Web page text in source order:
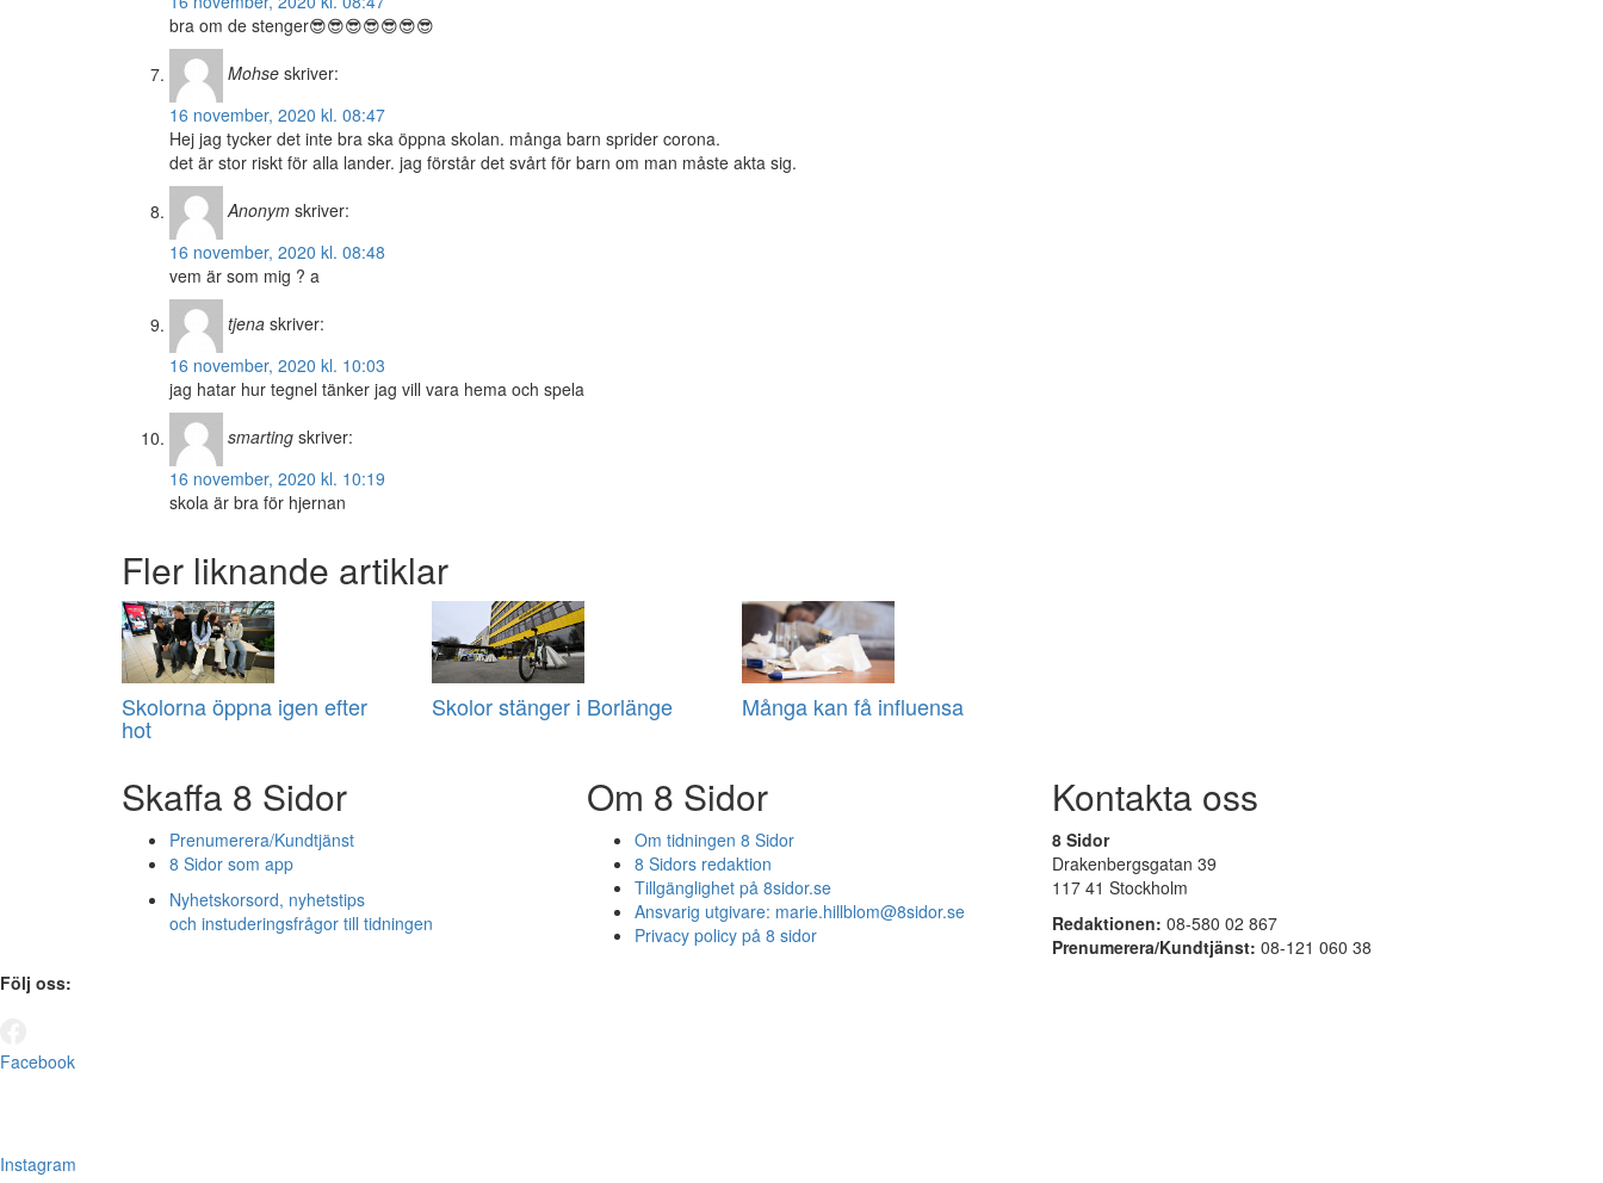
bra om de stenger😎😎😎😎😎😎😎
Mohse skriver:
16 november, 2020 kl. 08:47
Hej jag tycker det inte bra ska öppna skolan. många barn sprider corona.
det är stor riskt för alla lander. jag förstår det svårt för barn om man måste akta sig.
Anonym skriver:
16 november, 2020 kl. 08:48
vem är som mig ? a
tjena skriver:
16 november, 2020 kl. 10:03
jag hatar hur tegnel tänker jag vill vara hema och spela
smarting skriver:
16 november, 2020 kl. 10:19
skola är bra för hjernan
Fler liknande artiklar
Skolorna öppna igen efter
hot
Skolor stänger i Borlänge Många kan få influensa
Skaffa 8 Sidor
Prenumerera/Kundtjänst
8 Sidor som app
Nyhetskorsord, nyhetstips
och instuderingsfrågor till tidningen
Om 8 Sidor
Om tidningen 8 Sidor
8 Sidors redaktion
Tillgänglighet på 8sidor.se
Ansvarig utgivare: marie.hillblom@8sidor.se
Privacy policy på 8 sidor
Kontakta oss
8 Sidor
Drakenbergsgatan 39
117 41 Stockholm
Redaktionen: 08-580 02 867
Prenumerera/Kundtjänst: 08-121 060 38
Följ oss:
Facebook
Instagram